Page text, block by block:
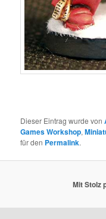
Dieser Eintrag wurde von
Games Workshop,
für den Permalink.
Mit Stolz